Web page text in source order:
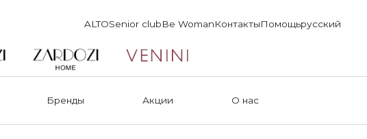
ALTOSenior clubBe WomanКонтактыПомощьрусский
Бренды Акции О нас